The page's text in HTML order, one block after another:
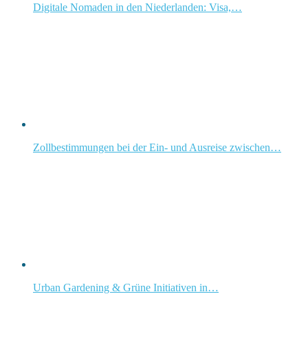
Digitale Nomaden in den Niederlanden: Visa,…
Zollbestimmungen bei der Ein- und Ausreise zwischen…
Urban Gardening & Grüne Initiativen in…